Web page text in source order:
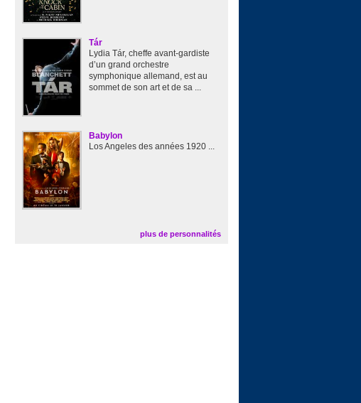
Tár
Lydia Tár, cheffe avant-gardiste
d’un grand orchestre
symphonique allemand, est au
sommet de son art et de sa ...
Babylon
Los Angeles des années 1920 ...
plus de personnalités